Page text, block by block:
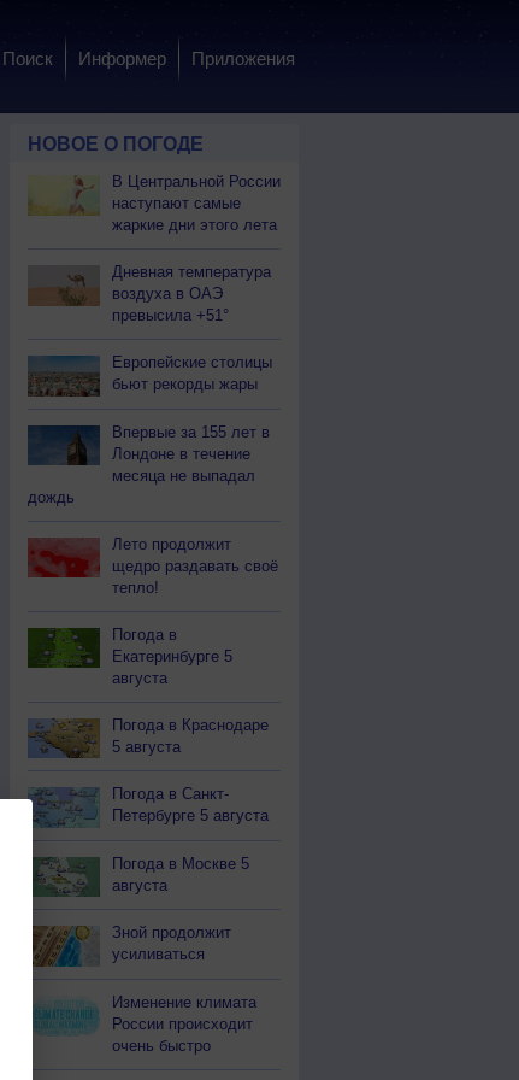
Поиск Информер Приложения
НОВОЕ О ПОГОДЕ
В Центральной России
наступают самые
жаркие дни этого лета
Дневная температура
воздуха в ОАЭ
превысила +51°
Европейские столицы
бьют рекорды жары
Впервые за 155 лет в
Лондоне в течение
месяца не выпадал
дождь
Лето продолжит
щедро раздавать своё
тепло!
Погода в
Екатеринбурге 5
августа
Погода в Краснодаре
5 августа
Погода в Санкт-
Петербурге 5 августа
Погода в Москве 5
августа
Зной продолжит
усиливаться
Изменение климата
России происходит
очень быстро